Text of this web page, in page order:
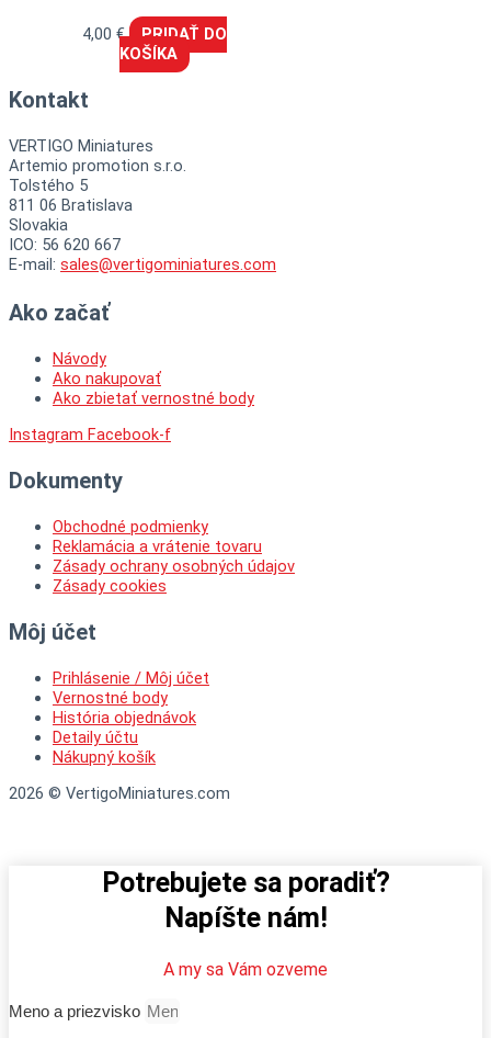
4,00€
PRIDAŤ DO
KOŠÍKA
Kontakt
VERTIGO Miniatures
Artemio promotion s.r.o.
Tolstého 5
811 06 Bratislava
Slovakia
ICO: 56 620 667
E-mail: sales@vertigominiatures.com
Ako začať
Návody
Ako nakupovať
Ako zbietať vernostné body
Instagram Facebook-f
Dokumenty
Obchodné podmienky
Reklamácia a vrátenie tovaru
Zásady ochrany osobných údajov
Zásady cookies
Môj účet
Prihlásenie / Môj účet
Vernostné body
História objednávok
Detaily účtu
Nákupný košík
2026 © VertigoMiniatures.com
Potrebujete sa poradiť?
Napíšte nám!
A my sa Vám ozveme
Meno a priezvisko